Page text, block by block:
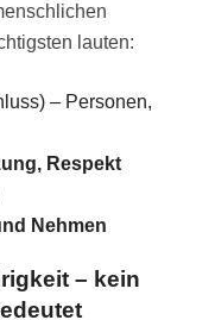
lauten:
– Personen,
Respekt
Nehmen
– kein